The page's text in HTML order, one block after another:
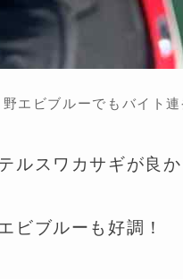
野エビブルーでもバイト連
ルスワカサギが良
ビブルーも好調！